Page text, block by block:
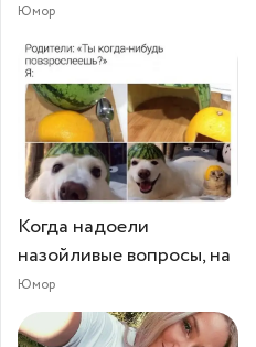
Юмор
Когда надоели
назойливые вопросы, на
Юмор